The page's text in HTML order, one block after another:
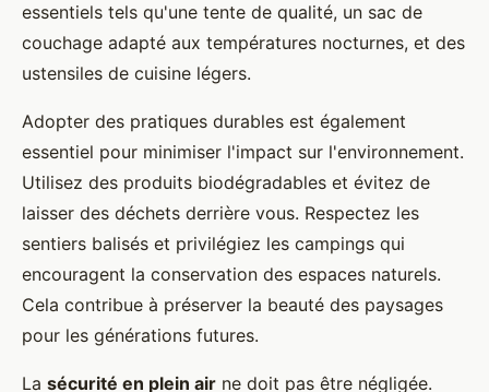
essentiels tels qu'une tente de qualité, un sac de
couchage adapté aux températures nocturnes, et des
ustensiles de cuisine légers.
Adopter des pratiques durables est également
essentiel pour minimiser l'impact sur l'environnement.
Utilisez des produits biodégradables et évitez de
laisser des déchets derrière vous. Respectez les
sentiers balisés et privilégiez les campings qui
encouragent la conservation des espaces naturels.
Cela contribue à préserver la beauté des paysages
pour les générations futures.
La sécurité en plein air ne doit pas être négligée.